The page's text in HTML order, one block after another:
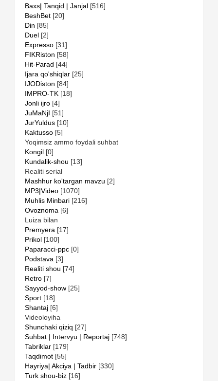
Baxs| Tanqid | Janjal [516]
BeshBet [20]
Din [85]
Duel [2]
Expresso [31]
FIKRiston [58]
Hit-Parad [44]
Ijara qo'shiqlar [25]
IJODiston [84]
IMPRO-TK [18]
Jonli ijro [4]
JuMaNjI [51]
JurYuldus [10]
Kaktusso [5]
Yoqimsiz ammo foydali suhbat
Kongil [0]
Kundalik-shou [13]
Realiti serial
Mashhur ko'targan mavzu [2]
MP3|Video [1070]
Muhlis Minbari [216]
Ovoznoma [6]
Luiza bilan
Premyera [17]
Prikol [100]
Paparacci-ppc [0]
Podstava [3]
Realiti shou [74]
Retro [7]
Sayyod-show [25]
Sport [18]
Shantaj [6]
Videoloyiha
Shunchaki qiziq [27]
Suhbat | Intervyu | Reportaj [748]
Tabriklar [179]
Taqdimot [55]
Hayriya| Akciya | Tadbir [330]
Turk shou-biz [16]